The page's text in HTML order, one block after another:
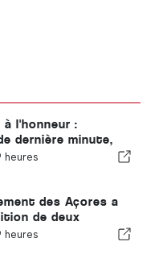
l'honneur :
dernière minute,
et les
heures
des Açores a
de deux
de chirurgie
heures